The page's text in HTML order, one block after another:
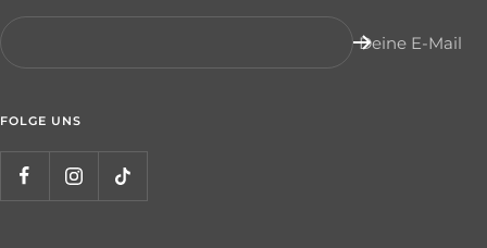
Deine E-Mail
FOLGE UNS